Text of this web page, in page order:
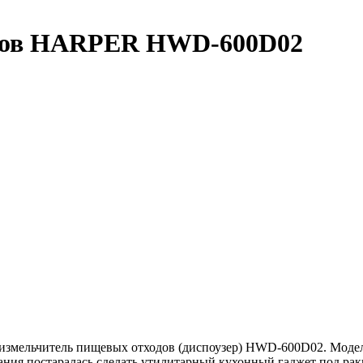
HARPER HWD-600D02
пищевых отходов (диспоузер) HWD-600D02.